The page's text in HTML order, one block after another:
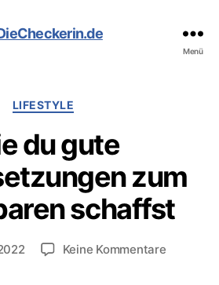
Menü
Kategorien
LIFESTYLE
du gute
zum
schaffst
Keine Kommentarezu